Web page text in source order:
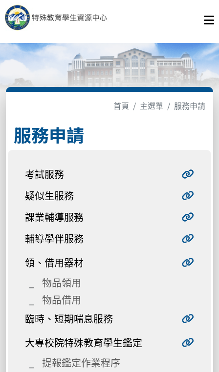
首頁 主選單 服務申請
服務申請
考試服務
疑似生服務
課業輔導服務
輔導學伴服務
領、借用器材
物品領用
物品借用
臨時、短期喘息服務
大專校院特殊教育學生鑑定
提報鑑定作業程序